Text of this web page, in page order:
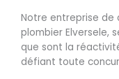
Notre entreprise de
plombier Elversele,
que sont la
défiant toute